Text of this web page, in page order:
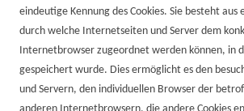
eindeutige Kennung des Cookies. Sie besteht aus
durch welche Internetseiten und Server dem
Internetbrowser zugeordnet werden können, in
gespeichert wurde. Dies ermöglicht es den
und Servern, den individuellen Browser der